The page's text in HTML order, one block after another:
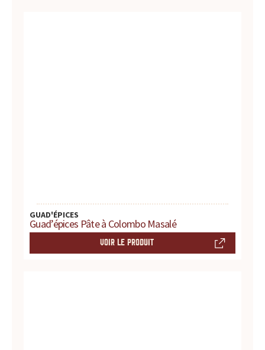
o
GUAD'ÉPICES
Guad’épices Pâte à Colombo Masalé
VOIR LE PRODUIT